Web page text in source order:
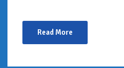
Read More